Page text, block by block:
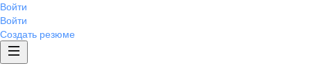
Войти
Войти
Создать резюме